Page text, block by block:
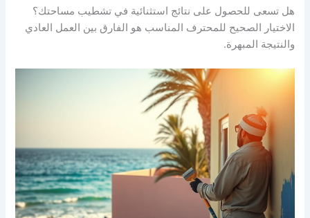
هل تسعى للحصول على نتائج استثنائية في تشطيب مساحتك؟
الاختيار الصحيح للمحترف المناسب هو الفارق بين العمل العادي
والنتيجة المبهرة.